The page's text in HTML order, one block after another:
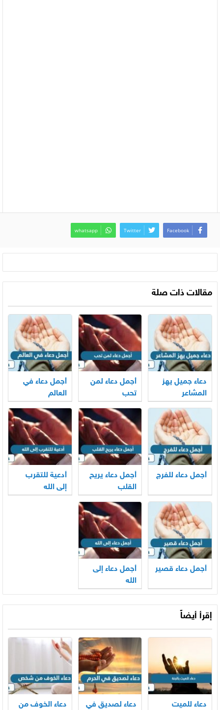
Facebook
Twitter
whatsapp
مقالات ذات صلة
دعاء جميل يهز
المشاعر
أجمل دعاء لمن
تحب
أجمل دعاء في
العالم
أجمل دعاء للفرج
أجمل دعاء يريح
القلب
أدعية للتقرب
إلى الله
أجمل دعاء قصير
أجمل دعاء إلى
الله
إقرأ أيضاً
دعاء للميت
دعاء لصديق في
دعاء الخوف من